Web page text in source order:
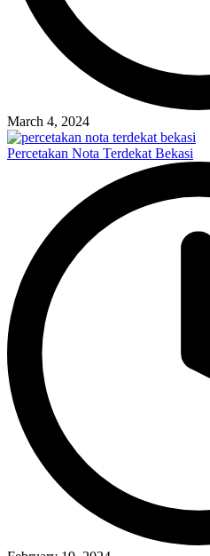
March 4, 2024
Percetakan Nota Terdekat Bekasi